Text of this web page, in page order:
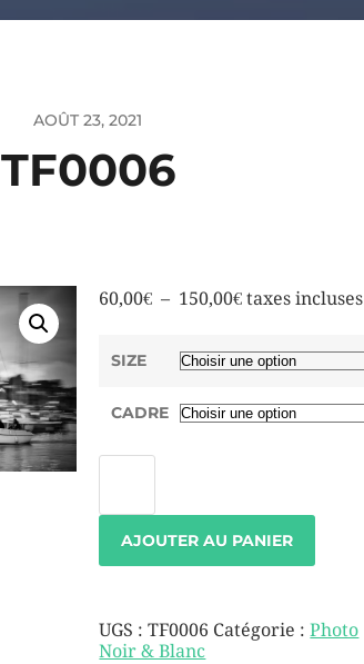
AOÛT 23, 2021
TF0006
60,00€ – 150,00€ taxes incluses
SIZE
CADRE
AJOUTER AU PANIER
UGS :TF0006 Catégorie :Photo
Noir & Blanc